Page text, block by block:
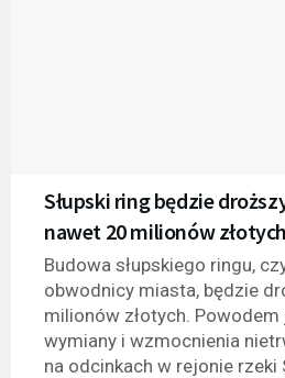
Słupski ring będzie
nawet 20 milionów złotych
Budowa słupskiego ringu,
obwodnicy miasta, będzie
milionów złotych.
wymiany i wzmocnienia
na odcinkach w rejonie rzeki